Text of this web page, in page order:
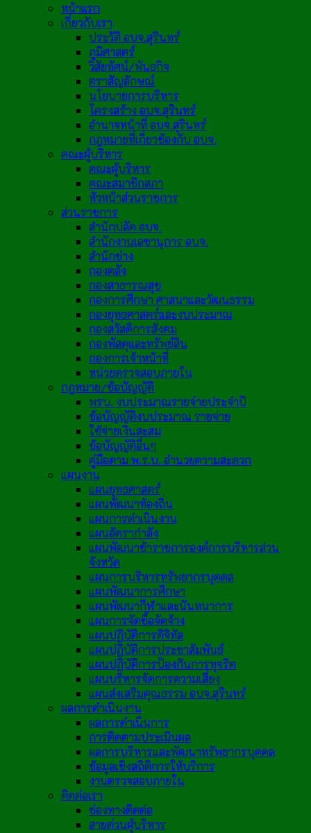
หน้าแรก
เกี่ยวกับเรา
ประวัติ อบจ.สุรินทร์
ภูมิศาสตร์
วิสัยทัศน์/พันธกิจ
ตราสัญลักษณ์
นโยบายการบริหาร
โครงสร้าง อบจ.สุรินทร์
อำนาจหน้าที่ อบจ.สุรินทร์
กฎหมายที่เกี่ยวข้องกับ อบจ.
คณะผู้บริหาร
คณะผู้บริหาร
คณะสมาชิกสภา
หัวหน้าส่วนราชการ
ส่วนราชการ
สำนักปลัด อบจ.
สำนักงานเลขานุการ อบจ.
สำนักช่าง
กองคลัง
กองสาธารณสุข
กองการศึกษา ศาสนาและวัฒนธรรม
กองยุทธศาสตร์และงบประมาณ
กองสวัสดิการสังคม
กองพัสดุและทรัพย์สิน
กองการเจ้าหน้าที่
หน่วยตรวจสอบภายใน
กฎหมาย/ข้อบัญญัติ
พรบ. งบประมาณรายจ่ายประจำปี
ข้อบัญญัติงบประมาณ รายจ่าย
ใช้จ่ายเงินสะสม
ข้อบัญญัติอื่นๆ
คู่มือตาม พ.ร.บ. อำนวยความสะดวก
แผนงาน
แผนยุทธศาสตร์
แผนพัฒนาท้องถิ่น
แผนการดำเนินงาน
แผนอัตรากำลัง
แผนพัฒนาข้าราชการองค์การบริหารส่วน
จังหวัด
แผนการบริหารทรัพยากรบุคคล
แผนพัฒนาการศึกษา
แผนพัฒนากีฬาและนันทนาการ
แผนการจัดซื้อจัดจ้าง
แผนปฏิบัติการดิจิทัล
แผนปฏิบัติการประชาสัมพันธ์
แผนปฏิบัติการป้องกันการทุจริต
แผนบริหารจัดการความเสี่ยง
แผนส่งเสริมคุณธรรม อบจ.สุรินทร์
ผลการดำเนินงาน
ผลการดำเนินการ
การติดตามประเมินผล
ผลการบริหารและพัฒนาทรัพยากรบุคคล
ข้อมูลเชิงสถิติการให้บริการ
งานตรวจสอบภายใน
ติดต่อเรา
ช่องทางติดต่อ
สายด่วนผู้บริหาร